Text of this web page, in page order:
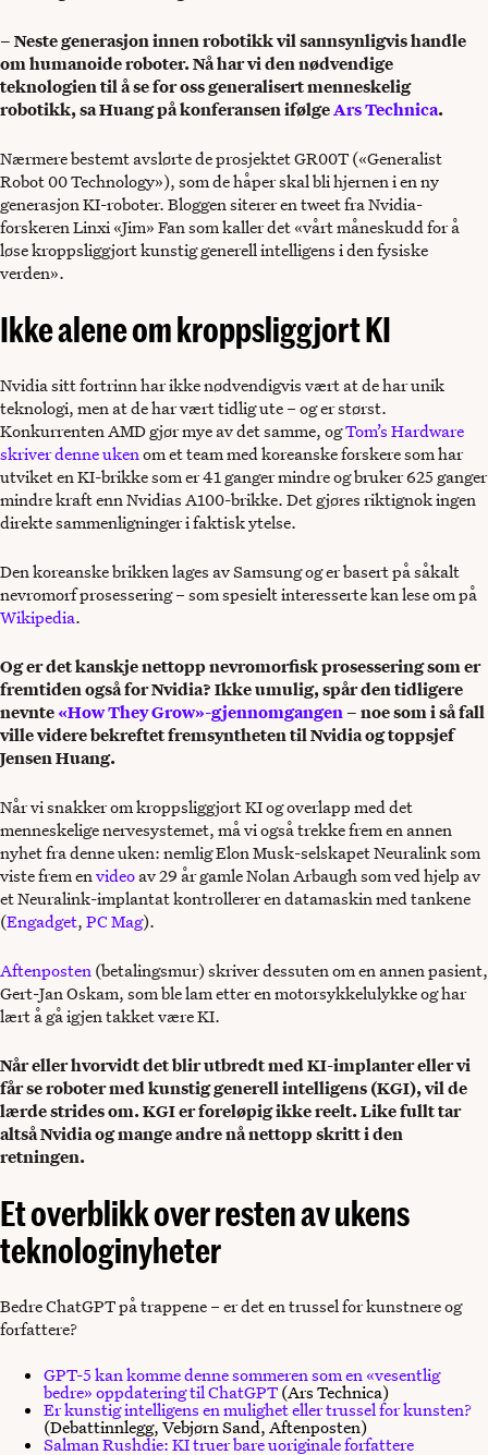
– Neste generasjon innen robotikk vil sannsynligvis handle
om humanoide roboter. Nå har vi den nødvendige
teknologien til å se for oss generalisert menneskelig
robotikk, sa Huang på konferansen ifølgeArs Technica.
Nærmere bestemt avslørte de prosjektet GR00T («Generalist
Robot 00 Technology»), som de håper skal bli hjernen i en ny
generasjon KI-roboter. Bloggen siterer en tweet fra Nvidia-
forskeren Linxi «Jim» Fan som kaller det «vårt måneskudd for å
løse kroppsliggjort kunstig generell intelligens i den fysiske
verden».
Ikke alene om kroppsliggjort KI
Nvidia sitt fortrinn har ikke nødvendigvis vært at de har unik
teknologi, men at de har vært tidlig ute – og er størst.
Konkurrenten AMD gjør mye av det samme, ogTom’s Hardware
skriver denne ukenom et team med koreanske forskere som har
utviket en KI-brikke som er 41 ganger mindre og bruker 625 ganger
mindre kraft enn Nvidias A100-brikke. Det gjøres riktignok ingen
direkte sammenligninger i faktisk ytelse.
Den koreanske brikken lages av Samsung og er basert på såkalt
nevromorf prosessering – som spesielt interesserte kan lese om på
Wikipedia.
Og er det kanskje nettopp nevromorfisk prosessering som er
fremtiden også for Nvidia? Ikke umulig, spår den tidligere
nevnte«How They Grow»-gjennomgangen– noe som i så fall
ville videre bekreftet fremsyntheten til Nvidia og toppsjef
Jensen Huang.
Når vi snakker om kroppsliggjort KI og overlapp med det
menneskelige nervesystemet, må vi også trekke frem en annen
nyhet fra denne uken: nemlig Elon Musk-selskapet Neuralink som
viste frem envideoav 29 år gamle Nolan Arbaugh som ved hjelp av
et Neuralink-implantat kontrollerer en datamaskin med tankene
(Engadget,PC Mag).
Aftenposten(betalingsmur) skriver dessuten om en annen pasient,
Gert-Jan Oskam, som ble lam etter en motorsykkelulykke og har
lært å gå igjen takket være KI.
Når eller hvorvidt det blir utbredt med KI-implanter eller vi
får se roboter med kunstig generell intelligens (KGI), vil de
lærde strides om. KGI er foreløpig ikke reelt. Like fullt tar
altså Nvidia og mange andre nå nettopp skritt i den
retningen.
Et overblikk over resten av ukens
teknologinyheter
Bedre ChatGPT på trappene – er det en trussel for kunstnere og
forfattere?
GPT-5 kan komme denne sommeren som en «vesentlig
bedre» oppdatering til ChatGPT(Ars Technica)
Er kunstig intelligens en mulighet eller trussel for kunsten?
(Debattinnlegg, Vebjørn Sand, Aftenposten)
Salman Rushdie: KI truer bare uoriginale forfattere